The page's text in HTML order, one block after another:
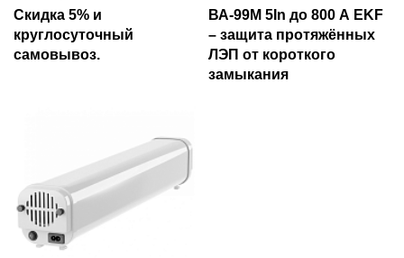
Скидка 5% и
круглосуточный
самовывоз.
ВА-99М 5In до 800 А EKF
– защита протяжённых
ЛЭП от короткого
замыкания